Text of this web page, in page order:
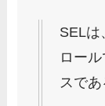
SELは
ロー
スであ